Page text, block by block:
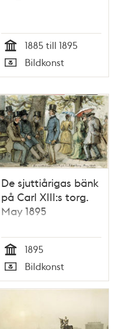
Tid
1885 till 1895
Typ
Bildkonst
De sjuttiårigas bänk
på Carl XIII:s torg.
May 1895
Tid
1895
Typ
Bildkonst